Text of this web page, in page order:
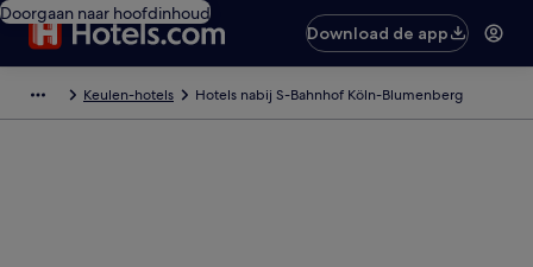
Doorgaan naar hoofdinhoud
Download de app
Keulen-hotels Hotels nabij S-Bahnhof Köln-Blumenberg